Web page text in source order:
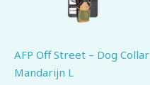
AFP Off Street – Dog Collar
Mandarijn L